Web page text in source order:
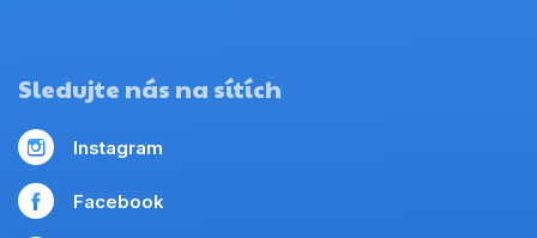
Sledujte nás na sítích
Instagram
Facebook